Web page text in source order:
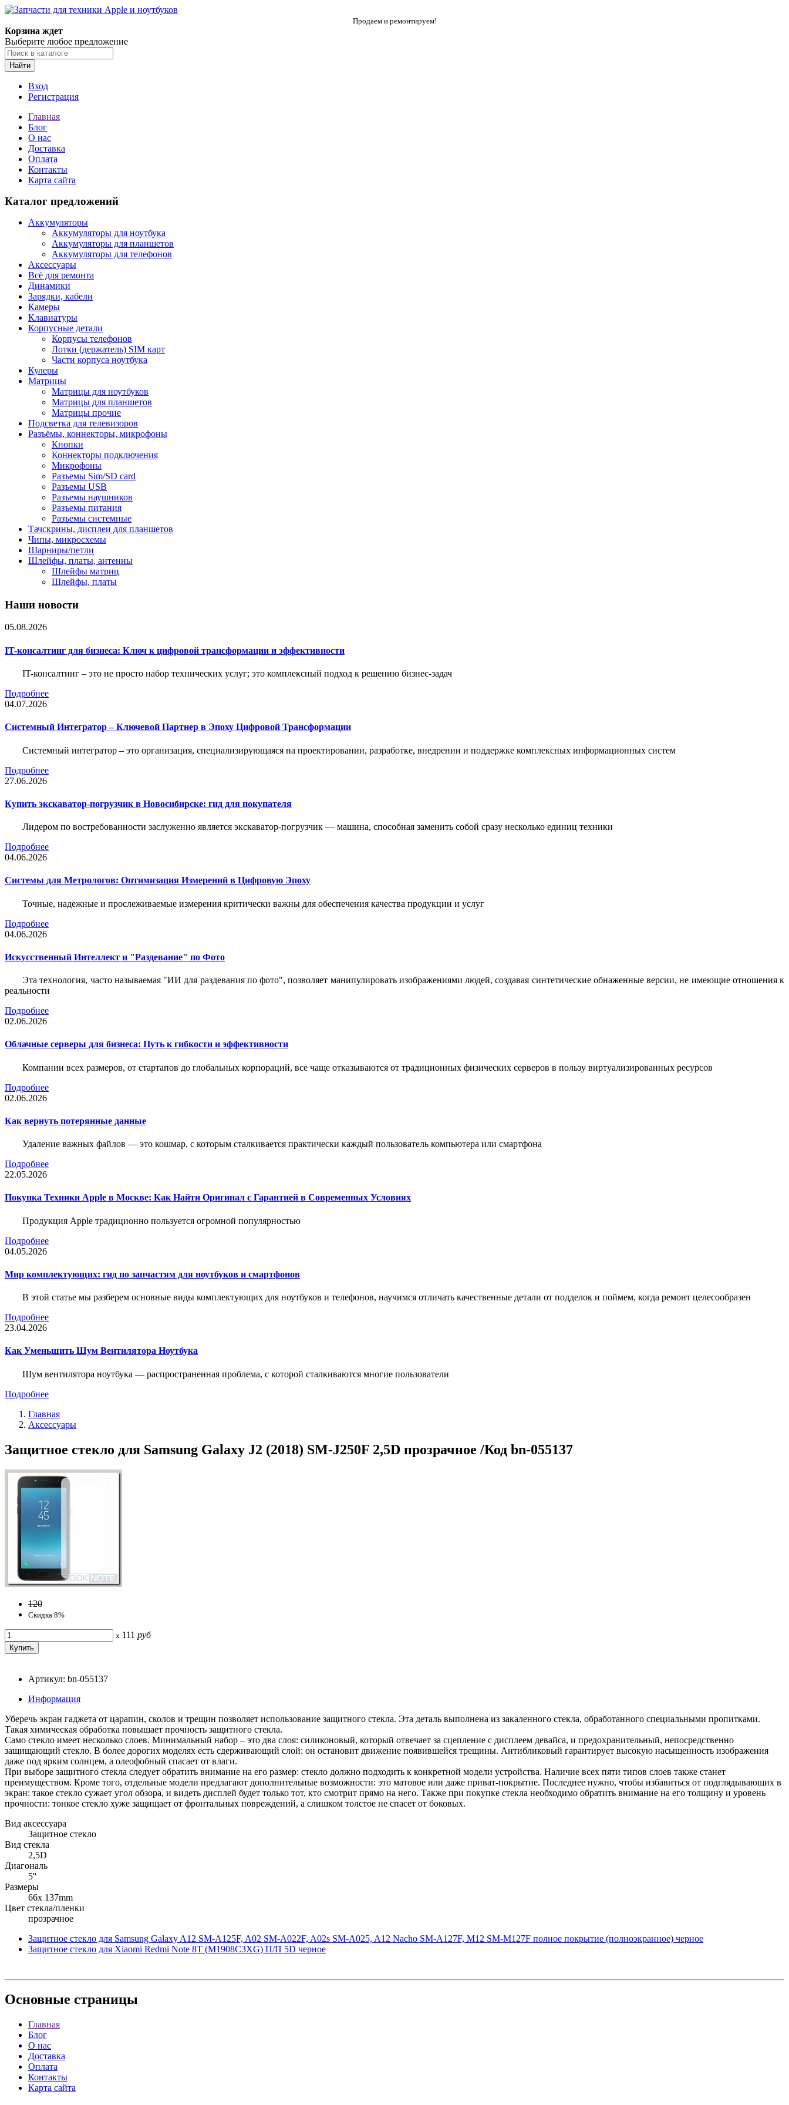
Продаем и ремонтируем!
Корзина ждет
Выберите любое предложение
Найти
Вход
Регистрация
Главная
Блог
О нас
Доставка
Оплата
Контакты
Карта сайта
Каталог предложений
Аккумуляторы
Аккумуляторы для ноутбука
Аккумуляторы для планшетов
Аккумуляторы для телефонов
Аксессуары
Всё для ремонта
Динамики
Зарядки, кабели
Камеры
Клавиатуры
Корпусные детали
Корпусы телефонов
Лотки (держатель) SIM карт
Части корпуса ноутбука
Кулеры
Матрицы
Матрицы для ноутбуков
Матрицы для планшетов
Матрицы прочие
Подсветка для телевизоров
Разъёмы, коннекторы, микрофоны
Кнопки
Коннекторы подключения
Микрофоны
Разъемы Sim/SD card
Разъемы USB
Разъемы наушников
Разъемы питания
Разъемы системные
Тачскрины, дисплеи для планшетов
Чипы, микросхемы
Шарниры/петли
Шлейфы, платы, антенны
Шлейфы матриц
Шлейфы, платы
Наши новости
05.08.2026
IT-консалтинг для бизнеса: Ключ к цифровой трансформации и эффективности
IT-консалтинг – это не просто набор технических услуг; это комплексный подход к решению бизнес-задач
Подробнее
04.07.2026
Системный Интегратор – Ключевой Партнер в Эпоху Цифровой Трансформации
Системный интегратор – это организация, специализирующаяся на проектировании, разработке, внедрении и поддержке комплексных информационных систем
Подробнее
27.06.2026
Купить экскаватор-погрузчик в Новосибирске: гид для покупателя
Лидером по востребованности заслуженно является экскаватор-погрузчик — машина, способная заменить собой сразу несколько единиц техники
Подробнее
04.06.2026
Системы для Метрологов: Оптимизация Измерений в Цифровую Эпоху
Точные, надежные и прослеживаемые измерения критически важны для обеспечения качества продукции и услуг
Подробнее
04.06.2026
Искусственный Интеллект и "Раздевание" по Фото
Эта технология, часто называемая "ИИ для раздевания по фото", позволяет манипулировать изображениями людей, создавая синтетические обнаженные версии, не имеющие отношения к
реальности
Подробнее
02.06.2026
Облачные серверы для бизнеса: Путь к гибкости и эффективности
Компании всех размеров, от стартапов до глобальных корпораций, все чаще отказываются от традиционных физических серверов в пользу виртуализированных ресурсов
Подробнее
02.06.2026
Как вернуть потерянные данные
Удаление важных файлов — это кошмар, с которым сталкивается практически каждый пользователь компьютера или смартфона
Подробнее
22.05.2026
Покупка Техники Apple в Москве: Как Найти Оригинал с Гарантией в Современных Условиях
Продукция Apple традиционно пользуется огромной популярностью
Подробнее
04.05.2026
Мир комплектующих: гид по запчастям для ноутбуков и смартфонов
В этой статье мы разберем основные виды комплектующих для ноутбуков и телефонов, научимся отличать качественные детали от подделок и поймем, когда ремонт целесообразен
Подробнее
23.04.2026
Как Уменьшить Шум Вентилятора Ноутбука
Шум вентилятора ноутбука — распространенная проблема, с которой сталкиваются многие пользователи
Подробнее
Главная
Аксессуары
Защитное стекло для Samsung Galaxy J2 (2018) SM-J250F 2,5D прозрачное /Код bn-055137
120
Скидка 8%
x 111 руб
Артикул: bn-055137
Информация
Уберечь экран гаджета от царапин, сколов и трещин позволяет использование защитного стекла. Эта деталь выполнена из закаленного стекла, обработанного специальными пропитками.
Такая химическая обработка повышает прочность защитного стекла.
Само стекло имеет несколько слоев. Минимальный набор – это два слоя: силиконовый, который отвечает за сцепление с дисплеем девайса, и предохранительный, непосредственно
защищающий стекло. В более дорогих моделях есть сдерживающий слой: он остановит движение появившейся трещины. Антибликовый гарантирует высокую насыщенность изображения
даже под ярким солнцем, а олеофобный спасает от влаги.
При выборе защитного стекла следует обратить внимание на его размер: стекло должно подходить к конкретной модели устройства. Наличие всех пяти типов слоев также станет
преимуществом. Кроме того, отдельные модели предлагают дополнительные возможности: это матовое или даже приват-покрытие. Последнее нужно, чтобы избавиться от подглядывающих в
экран: такое стекло сужает угол обзора, и видеть дисплей будет только тот, кто смотрит прямо на него. Также при покупке стекла необходимо обратить внимание на его толщину и уровень
прочности: тонкое стекло хуже защищает от фронтальных повреждений, а слишком толстое не спасет от боковых.
Вид аксессуара
Защитное стекло
Вид стекла
2,5D
Диагональ
5''
Размеры
66x 137mm
Цвет стекла/пленки
прозрачное
Защитное стекло для Samsung Galaxy A12 SM-A125F, A02 SM-A022F, A02s SM-A025, A12 Nacho SM-A127F, M12 SM-M127F полное покрытие (полноэкранное) черное
Защитное стекло для Xiaomi Redmi Note 8T (M1908C3XG) П/П 5D черное
Основные страницы
Главная
Блог
О нас
Доставка
Оплата
Контакты
Карта сайта